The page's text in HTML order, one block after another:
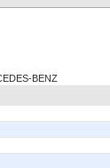
BENZ